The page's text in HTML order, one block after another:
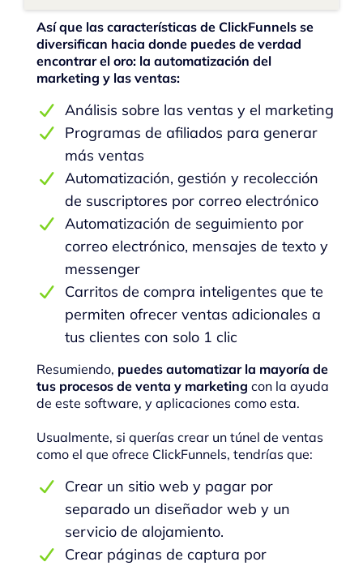
Así que las características de ClickFunnels se
diversifican hacia donde puedes de verdad
encontrar el oro: la automatización del
marketing y las ventas:
Análisis sobre las ventas y el marketing
Programas de afiliados para generar
más ventas
Automatización, gestión y recolección
de suscriptores por correo electrónico
Automatización de seguimiento por
correo electrónico, mensajes de texto y
messenger
Carritos de compra inteligentes que te
permiten ofrecer ventas adicionales a
tus clientes con solo 1 clic
Resumiendo, puedes automatizar la mayoría de
tus procesos de venta y marketing con la ayuda
de este software, y aplicaciones como esta.
Usualmente, si querías crear un túnel de ventas
como el que ofrece ClickFunnels, tendrías que:
Crear un sitio web y pagar por
separado un diseñador web y un
servicio de alojamiento.
Crear páginas de captura por